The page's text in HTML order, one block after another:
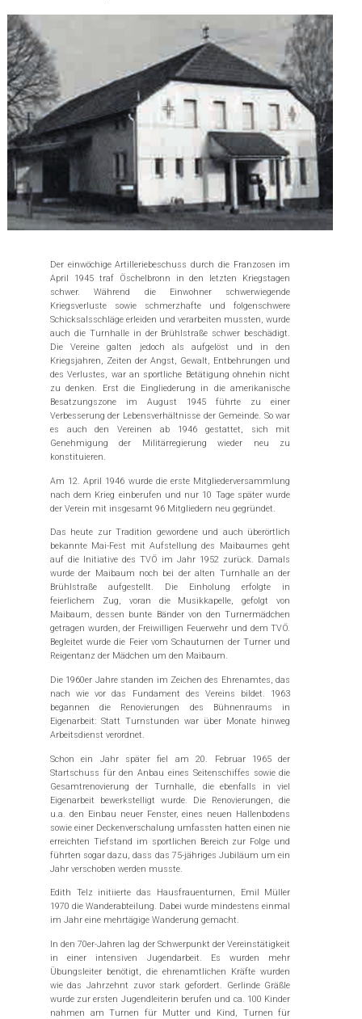
Der einwöchige Artilleriebeschuss durch die Franzosen im
April 1945 traf Öschelbronn in den letzten Kriegstagen
schwer. Während die Einwohner schwerwiegende
Kriegsverluste sowie schmerzhafte und folgenschwere
Schicksalsschläge erleiden und verarbeiten mussten, wurde
auch die Turnhalle in der Brühlstraße schwer beschädigt.
Die Vereine galten jedoch als aufgelöst und in den
Kriegsjahren, Zeiten der Angst, Gewalt, Entbehrungen und
des Verlustes, war an sportliche Betätigung ohnehin nicht
zu denken. Erst die Eingliederung in die amerikanische
Besatzungszone im August 1945 führte zu einer
Verbesserung der Lebensverhältnisse der Gemeinde. So war
es auch den Vereinen ab 1946 gestattet, sich mit
Genehmigung der Militärregierung wieder neu zu
konstituieren.
Am 12. April 1946 wurde die erste Mitgliederversammlung
nach dem Krieg einberufen und nur 10 Tage später wurde
der Verein mit insgesamt 96 Mitgliedern neu gegründet.
Das heute zur Tradition gewordene und auch überörtlich
bekannte Mai-Fest mit Aufstellung des Maibaumes geht
auf die Initiative des TVÖ im Jahr 1952 zurück. Damals
wurde der Maibaum noch bei der alten Turnhalle an der
Brühlstraße aufgestellt. Die Einholung erfolgte in
feierlichem Zug, voran die Musikkapelle, gefolgt von
Maibaum, dessen bunte Bänder von den Turnermädchen
getragen wurden, der Freiwilligen Feuerwehr und dem TVÖ.
Begleitet wurde die Feier vom Schauturnen der Turner und
Reigentanz der Mädchen um den Maibaum.
Die 1960er Jahre standen im Zeichen des Ehrenamtes, das
nach wie vor das Fundament des Vereins bildet. 1963
begannen die Renovierungen des Bühnenraums in
Eigenarbeit: Statt Turnstunden war über Monate hinweg
Arbeitsdienst verordnet.
Schon ein Jahr später fiel am 20. Februar 1965 der
Startschuss für den Anbau eines Seitenschiffes sowie die
Gesamtrenovierung der Turnhalle, die ebenfalls in viel
Eigenarbeit bewerkstelligt wurde. Die Renovierungen, die
u.a. den Einbau neuer Fenster, eines neuen Hallenbodens
sowie einer Deckenverschalung umfassten hatten einen nie
erreichten Tiefstand im sportlichen Bereich zur Folge und
führten sogar dazu, dass das 75-jähriges Jubiläum um ein
Jahr verschoben werden musste.
Edith Telz initiierte das Hausfrauenturnen, Emil Müller
1970 die Wanderabteilung. Dabei wurde mindestens einmal
im Jahr eine mehrtägige Wanderung gemacht.
In den 70er-Jahren lag der Schwerpunkt der Vereinstätigkeit
in einer intensiven Jugendarbeit. Es wurden mehr
Übungsleiter benötigt, die ehrenamtlichen Kräfte wurden
wie das Jahrzehnt zuvor stark gefordert. Gerlinde Gräßle
wurde zur ersten Jugendleiterin berufen und ca. 100 Kinder
nahmen am Turnen für Mutter und Kind, Turnen für